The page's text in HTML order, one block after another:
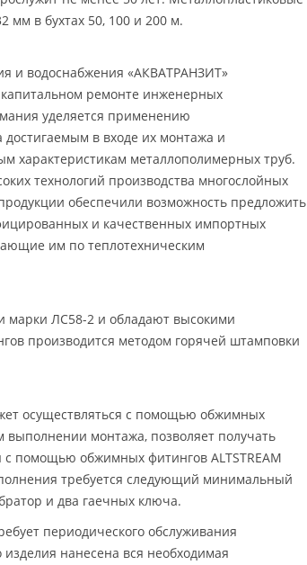
мм в бухтах 50, 100 и 200 м.
и водоснабжения «АКВАТРАНЗИТ»
ремонте инженерных
уделяется применению
в входе их монтажа и
характеристикам металлополимерных труб.
технологий производства многослойных
обеспечили возможность предложить
и качественных импортных
им по теплотехническим
марки ЛС58-2 и обладают высокими
производится методом горячей штамповки
осуществляться с помощью обжимных
выполнении монтажа, позволяет получать
помощью обжимных фитингов ALTSTREAM
требуется следующий минимальный
и два гаечных ключа.
периодического обслуживания
нанесена вся необходимая